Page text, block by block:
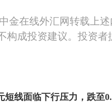
金在线外汇网转载上
构成投资建议。投资
短线面临下行压力，跌至